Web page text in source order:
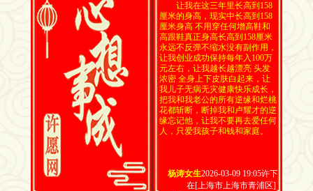
让我在这三年里长高到158
厘米的身高，现实中长高到158
厘米身高 不用穿任何增高鞋和
高跟鞋真正身高长高到158厘米
永远不反弹不缩水没有副作用，
让我创业成功保持每年入100万
元左右，让我越长越漂亮 头发
浓密 全身上下皮肤白起来，让
我儿子无病无灾健康快乐成长，
把我和我老公的所有逆缘和烂桃
花都斩断，断掉我和卢耀才的逆
缘忘记他，让我不要再去爱任何
人，只爱我孩子和钱和家庭。
杨涛女生2026-03-09 19:05许下
在[上海市上海市青浦区]